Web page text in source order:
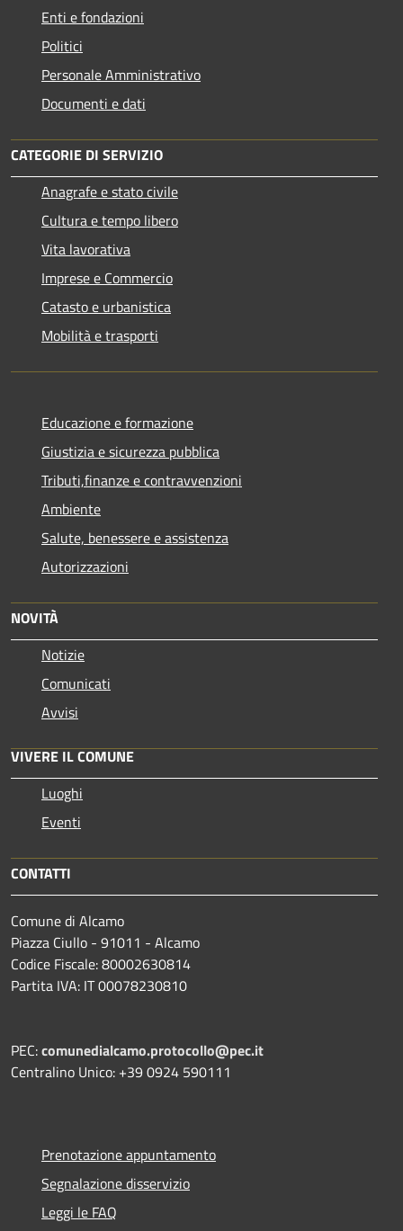
Enti e fondazioni
Politici
Personale Amministrativo
Documenti e dati
CATEGORIE DI SERVIZIO
Anagrafe e stato civile
Cultura e tempo libero
Vita lavorativa
Imprese e Commercio
Catasto e urbanistica
Mobilità e trasporti
Educazione e formazione
Giustizia e sicurezza pubblica
Tributi,finanze e contravvenzioni
Ambiente
Salute, benessere e assistenza
Autorizzazioni
NOVITÀ
Notizie
Comunicati
Avvisi
VIVERE IL COMUNE
Luoghi
Eventi
CONTATTI
Comune di Alcamo
Piazza Ciullo - 91011 - Alcamo
Codice Fiscale: 80002630814
Partita IVA: IT 00078230810
PEC:comunedialcamo.protocollo@pec.it
Centralino Unico: +39 0924 590111
Prenotazione appuntamento
Segnalazione disservizio
Leggi le FAQ